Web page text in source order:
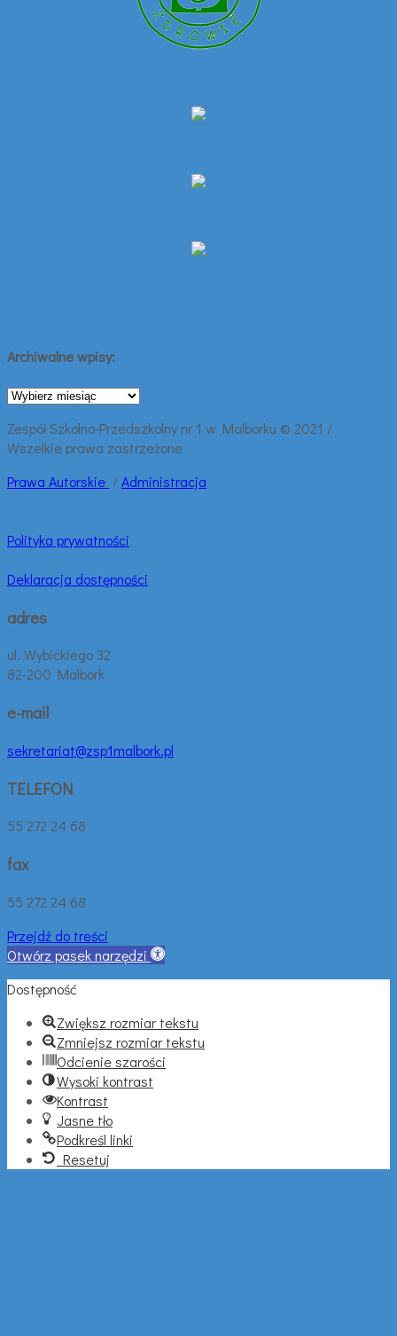
Archiwalne wpisy:
Archiwalne
Zespół Szkolno-Przedszkolny nr 1 w Malborku © 2021 /
Wszelkie prawa zastrzeżone
Prawa Autorskie /Administracja
Polityka prywatności
Deklaracja dostępności
adres
ul. Wybickiego 32
82-200 Malbork
e-mail
sekretariat@zsp1malbork.pl
TELEFON
55 272 24 68
fax
55 272 24 68
Przejdź do treści
Otwórz pasek narzędzi
Dostępność
Zwiększ rozmiar tekstu
Zmniejsz rozmiar tekstu
Odcienie szarości
Wysoki kontrast
Kontrast
Jasne tło
Podkreśl linki
Resetuj